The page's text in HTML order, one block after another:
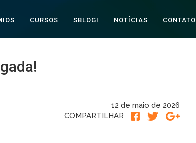
CURSOS SBLOGI NOTÍCIAS
CONTATO
12 de maio de 2026
COMPARTILHAR